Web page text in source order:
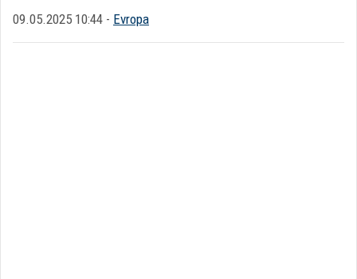
09.05.2025 10:44 - Evropa